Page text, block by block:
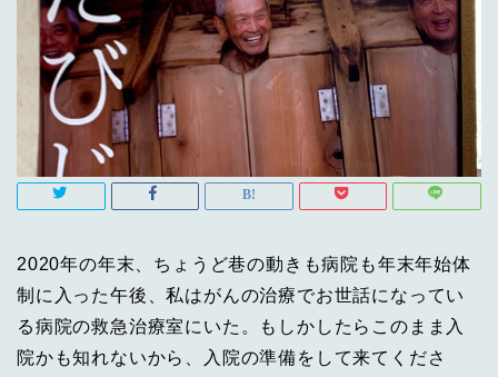
2020年の年末、ちょうど巷の動きも病院も年末年始体
制に入った午後、私はがんの治療でお世話になってい
る病院の救急治療室にいた。もしかしたらこのまま入
院かも知れないから、入院の準備をして来てくださ